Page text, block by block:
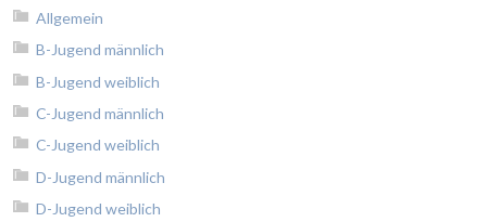
Allgemein
B-Jugend männlich
B-Jugend weiblich
C-Jugend männlich
C-Jugend weiblich
D-Jugend männlich
D-Jugend weiblich